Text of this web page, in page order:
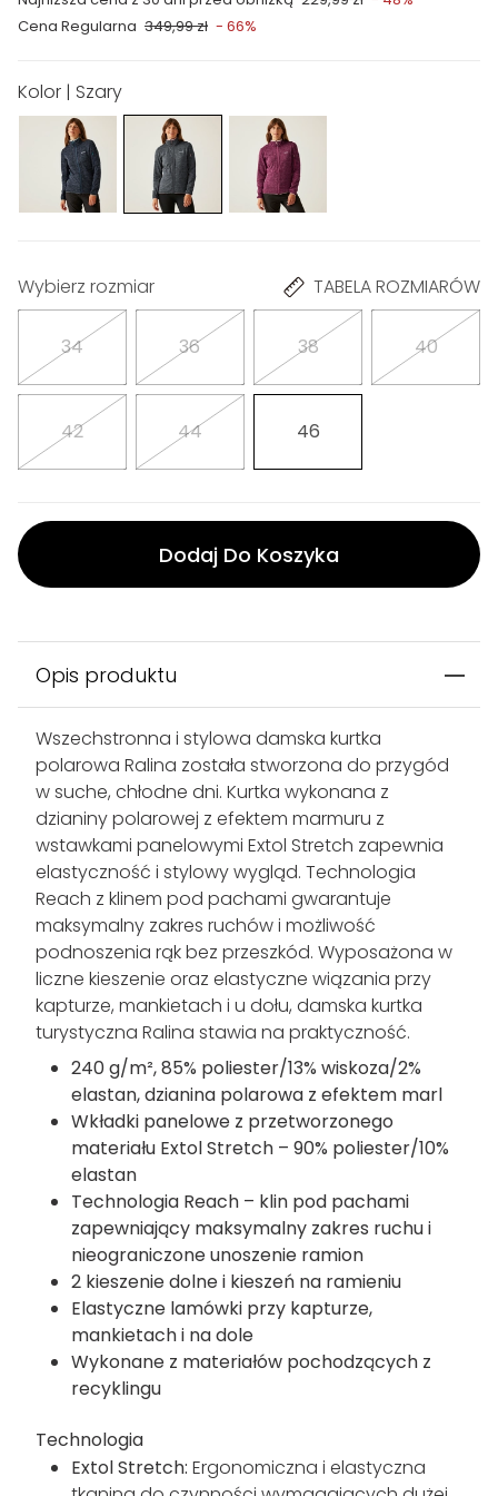
Cena Regularna 349,99 zł - 66%
Kolor | Szary
Wybierz rozmiar TABELA ROZMIARÓW
34 36 38 40
42 44 46
Dodaj Do Koszyka
Opis produktu
Wszechstronna i stylowa damska kurtka
polarowa Ralina została stworzona do przygód
w suche, chłodne dni. Kurtka wykonana z
dzianiny polarowej z efektem marmuru z
wstawkami panelowymi Extol Stretch zapewnia
elastyczność i stylowy wygląd. Technologia
Reach z klinem pod pachami gwarantuje
maksymalny zakres ruchów i możliwość
podnoszenia rąk bez przeszkód. Wyposażona w
liczne kieszenie oraz elastyczne wiązania przy
kapturze, mankietach i u dołu, damska kurtka
turystyczna Ralina stawia na praktyczność.
240 g/m², 85% poliester/13% wiskoza/2%
elastan, dzianina polarowa z efektem marl
Wkładki panelowe z przetworzonego
materiału Extol Stretch – 90% poliester/10%
elastan
Technologia Reach – klin pod pachami
zapewniający maksymalny zakres ruchu i
nieograniczone unoszenie ramion
2 kieszenie dolne i kieszeń na ramieniu
Elastyczne lamówki przy kapturze,
mankietach i na dole
Wykonane z materiałów pochodzących z
recyklingu
Technologia
Extol Stretch: Ergonomiczna i elastyczna